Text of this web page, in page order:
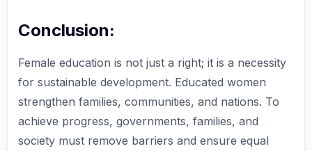
Conclusion:
Female education is not just a right; it is a necessity
for sustainable development. Educated women
strengthen families, communities, and nations. To
achieve progress, governments, families, and
society must remove barriers and ensure equal